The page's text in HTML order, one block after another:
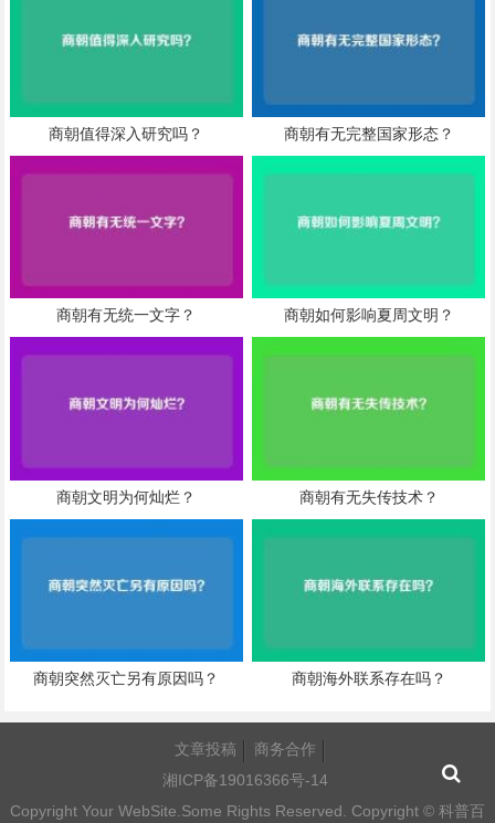
商朝值得深入研究吗？ 商朝有无完整国家形态？
商朝有无统一文字？ 商朝如何影响夏周文明？
商朝文明为何灿烂？ 商朝有无失传技术？
商朝突然灭亡另有原因吗？ 商朝海外联系存在吗？
文章投稿
商务合作
湘ICP备19016366号-14
Copyright Your WebSite.Some Rights Reserved. Copyright © 科普百